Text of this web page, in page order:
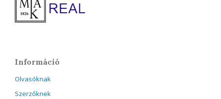
Információ
Olvasóknak
Szerzőknek